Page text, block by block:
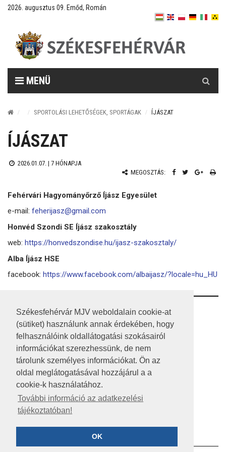
Székesfehérvár MJV weboldalain cookie-at
(sütiket) használunk annak érdekében, hogy
felhasználóink oldallátogatási szokásairól
információkat szerezhessünk, de nem
tárolunk személyes információkat. Ön az
oldal meglátogatásával hozzájárul a a
cookie-k használatához.
További információ az adatkezelési
tájékoztatóban!
OK
2026. augusztus 09. Emőd, Román
MENÜ
SPORTOLÁSI LEHETŐSÉGEK, SPORTÁGAK ÍJÁSZAT
ÍJÁSZAT
2026.01.07. | 7 HÓNAPJA
MEGOSZTÁS:
Fehérvári Hagyományőrző Íjász Egyesület
e-mail: feherijasz@gmail.com
Honvéd Szondi SE Íjász szakosztály
web: https://honvedszondise.hu/ijasz-szakosztaly/
Alba Íjász HSE
facebook: https://www.facebook.com/albaijasz/?locale=hu_HU
RSS
A HONLAP 2017.03.31-I ÁLLAPOTA
JOGI NYILATKOZAT
IMPRESSZUM
KÖZÉRDEKŰ ADATOK